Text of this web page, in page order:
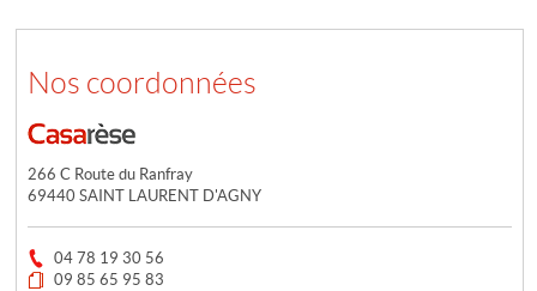
Nos coordonnées
266 C Route du Ranfray
69440 SAINT LAURENT D'AGNY
04 78 19 30 56
09 85 65 95 83